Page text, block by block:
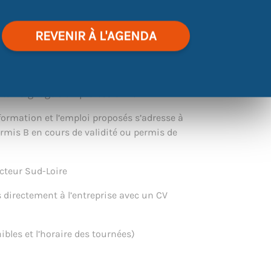
REVENIR À L'AGENDA
le métier et ses conditions
et l’emploi proposés s’adresse à
B en cours de validité ou permis de
Sud-Loire
directement à l’entreprise avec un CV
et l’horaire des tournées)